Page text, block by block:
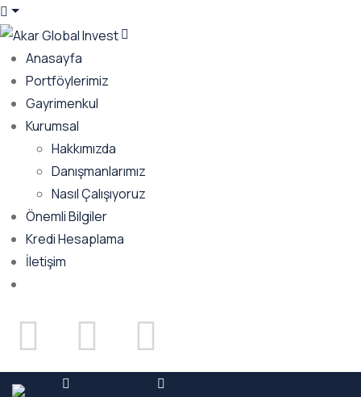
Anasayfa
Portföylerimiz
Gayrimenkul
Kurumsal
Hakkımızda
Danışmanlarımız
Nasıl Çalışıyoruz
Önemli Bilgiler
Kredi Hesaplama
İletişim